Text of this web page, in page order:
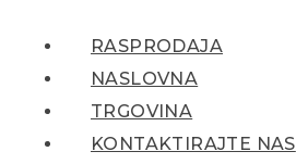
RASPRODAJA
NASLOVNA
TRGOVINA
KONTAKTIRAJTE NAS